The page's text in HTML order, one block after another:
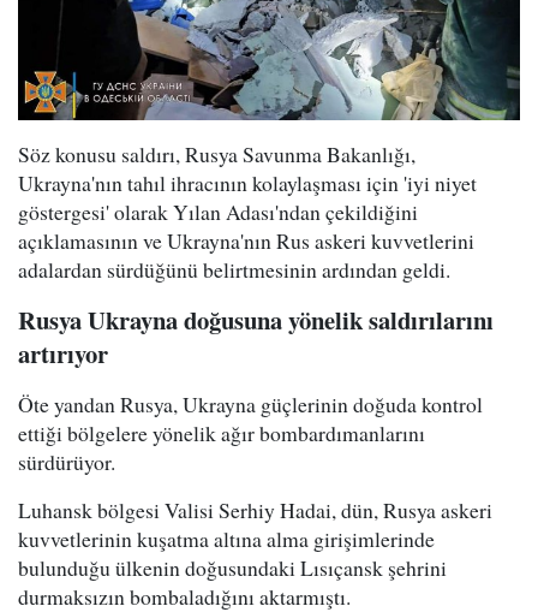
Söz konusu saldırı, Rusya Savunma Bakanlığı,
Ukrayna'nın tahıl ihracının kolaylaşması için 'iyi niyet
göstergesi' olarak Yılan Adası'ndan çekildiğini
açıklamasının ve Ukrayna'nın Rus askeri kuvvetlerini
adalardan sürdüğünü belirtmesinin ardından geldi.
Rusya Ukrayna doğusuna yönelik saldırılarını
artırıyor
Öte yandan Rusya, Ukrayna güçlerinin doğuda kontrol
ettiği bölgelere yönelik ağır bombardımanlarını
sürdürüyor.
Luhansk bölgesi Valisi Serhiy Hadai, dün, Rusya askeri
kuvvetlerinin kuşatma altına alma girişimlerinde
bulunduğu ülkenin doğusundaki Lısıçansk şehrini
durmaksızın bombaladığını aktarmıştı.